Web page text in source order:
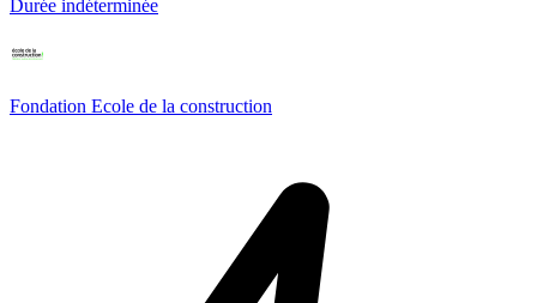
Durée indéterminée
Fondation Ecole de la construction